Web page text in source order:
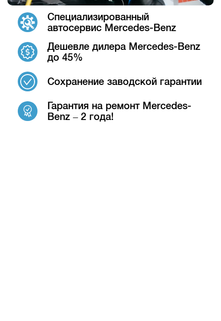
Специализированный
автосервис Mercedes-Benz
Дешевле дилера Mercedes-Benz
до 45%
Сохранение заводской гарантии
Гарантия на ремонт Mercedes-
Benz – 2 года!